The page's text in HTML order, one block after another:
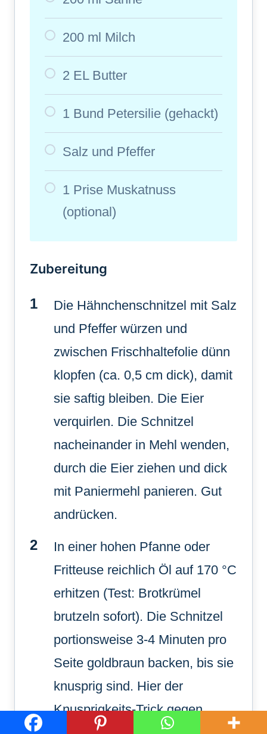
200 ml Milch
2 EL Butter
1 Bund Petersilie (gehackt)
Salz und Pfeffer
1 Prise Muskatnuss
(optional)
Zubereitung
Die Hähnchenschnitzel mit Salz
und Pfeffer würzen und
zwischen Frischhaltefolie dünn
klopfen (ca. 0,5 cm dick), damit
sie saftig bleiben. Die Eier
verquirlen. Die Schnitzel
nacheinander in Mehl wenden,
durch die Eier ziehen und dick
mit Paniermehl panieren. Gut
andrücken.
In einer hohen Pfanne oder
Fritteuse reichlich Öl auf 170 °C
erhitzen (Test: Brotkrümel
brutzeln sofort). Die Schnitzel
portionsweise 3-4 Minuten pro
Seite goldbraun backen, bis sie
knusprig sind. Hier der
Knusprigkeits-Trick gegen